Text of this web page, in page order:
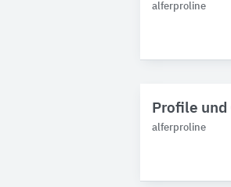
alferproline
Profile
alferproline